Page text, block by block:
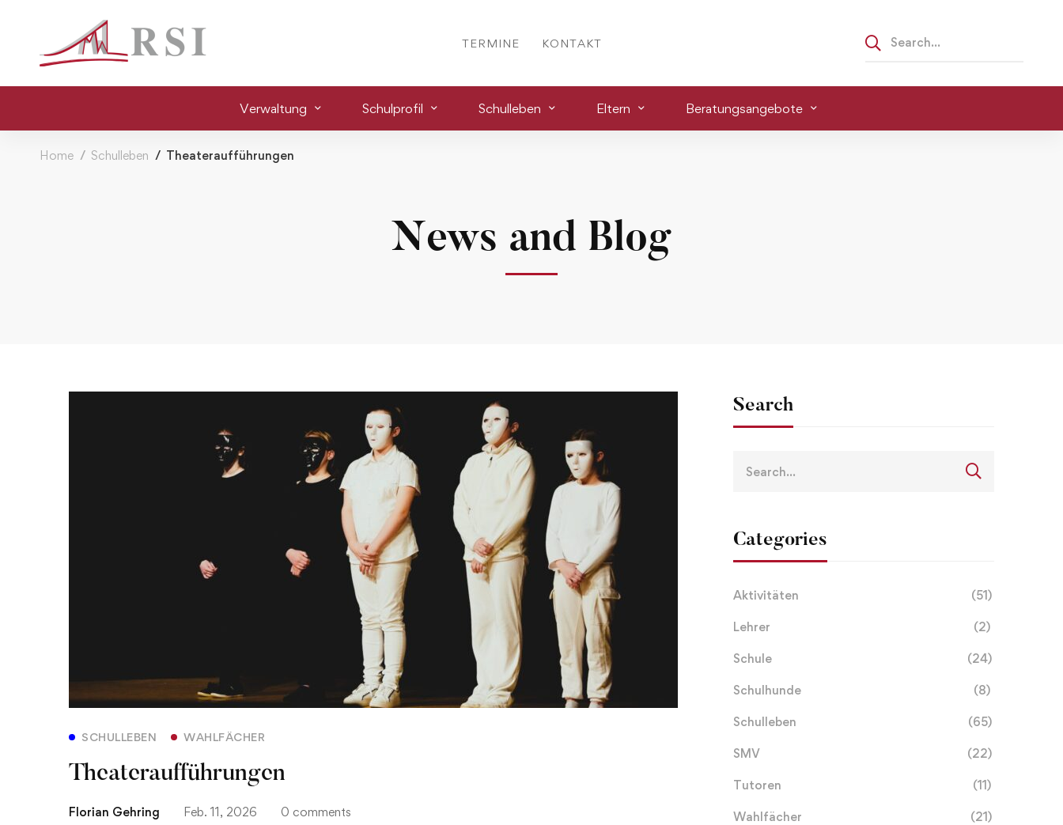
TERMINE KONTAKT
Verwaltung Schulprofil Schulleben Eltern Beratungsangebote
Home Schulleben Theateraufführungen
News and Blog
SCHULLEBEN WAHLFÄCHER
Theateraufführungen
Florian Gehring Feb. 11, 2026 0 comments
Search
Categories
Aktivitäten (51)
Lehrer (2)
Schule (24)
Schulhunde (8)
Schulleben (65)
SMV (22)
Tutoren (11)
Wahlfächer (21)